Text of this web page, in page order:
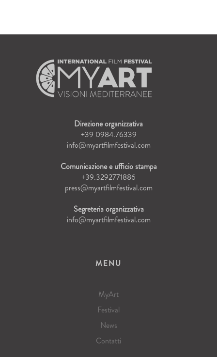
Direzione organizzativa
+39 0984.76339
info@myartfilmfestival.com
Comunicazione e ufficio stampa
+39.3292771886
press@myartfilmfestival.com
Segreteria organizzativa
info@myartfilmfestival.com
MENU
MyArt
Festival
News
Contatti